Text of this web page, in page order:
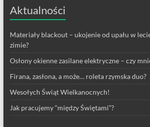
Aktualności
Materiały blackout – ukojenie od upału w
zimie?
Osłony okienne zasilane elektryczne – czy
Firana, zasłona, a może… roleta rzymska duo?
Wesołych Świąt Wielkanocnych!
Jak pracujemy “między Świętami”?